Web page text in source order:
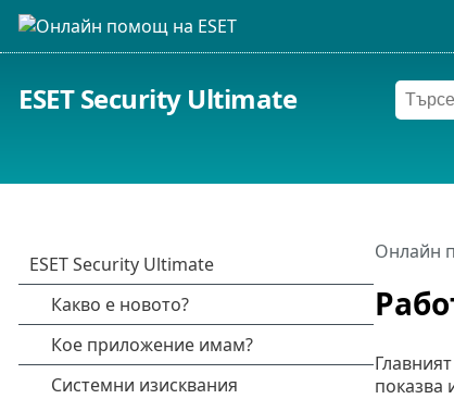
ESET Security Ultimate
Онлайн
показва